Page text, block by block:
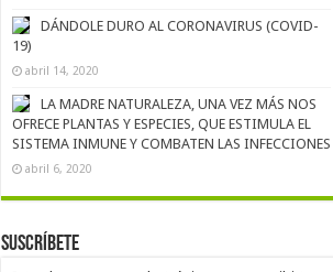
DÁNDOLE DURO AL CORONAVIRUS (COVID-
19)
abril 14, 2020
LA MADRE NATURALEZA, UNA VEZ MÁS NOS
OFRECE PLANTAS Y ESPECIES, QUE ESTIMULA EL
SISTEMA INMUNE Y COMBATEN LAS INFECCIONES
abril 6, 2020
Suscríbete